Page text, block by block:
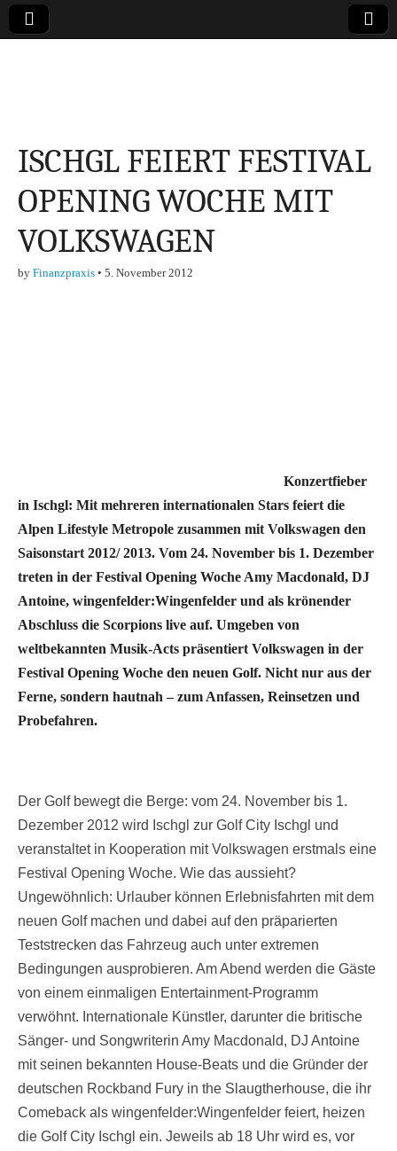
Finanzen,
Marketing-, Vertrieb-
& Investment-Tipps
ISCHGL FEIERT FESTIVAL
OPENING WOCHE MIT
VOLKSWAGEN
by Finanzpraxis • 5. November 2012
Konzertfieber
in Ischgl: Mit mehreren internationalen Stars feiert die
Alpen Lifestyle Metropole zusammen mit Volkswagen den
Saisonstart 2012/ 2013. Vom 24. November bis 1. Dezember
treten in der Festival Opening Woche Amy Macdonald, DJ
Antoine, wingenfelder:Wingenfelder und als krönender
Abschluss die Scorpions live auf. Umgeben von
weltbekannten Musik-Acts präsentiert Volkswagen in der
Festival Opening Woche den neuen Golf. Nicht nur aus der
Ferne, sondern hautnah – zum Anfassen, Reinsetzen und
Probefahren.
Der Golf bewegt die Berge: vom 24. November bis 1.
Dezember 2012 wird Ischgl zur Golf City Ischgl und
veranstaltet in Kooperation mit Volkswagen erstmals eine
Festival Opening Woche. Wie das aussieht?
Ungewöhnlich: Urlauber können Erlebnisfahrten mit dem
neuen Golf machen und dabei auf den präparierten
Teststrecken das Fahrzeug auch unter extremen
Bedingungen ausprobieren. Am Abend werden die Gäste
von einem einmaligen Entertainment-Programm
verwöhnt. Internationale Künstler, darunter die britische
Sänger- und Songwriterin Amy Macdonald, DJ Antoine
mit seinen bekannten House-Beats und die Gründer der
deutschen Rockband Fury in the Slaugtherhouse, die ihr
Comeback als wingenfelder:Wingenfelder feiert, heizen
die Golf City Ischgl ein. Jeweils ab 18 Uhr wird es, vor